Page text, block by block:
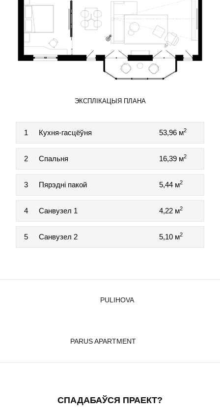
ЭКСПЛІКАЦЫЯ ПЛАНА
1 Кухня-гасцёўня 53,96 м2
2 Спальня 16,39 м2
3 Пярэдні пакой 5,44 м2
4 Санвузел 1 4,22 м2
5 Санвузел 2 5,10 м2
PULIHOVA
PARUS APARTMENT
СПАДАБАЎСЯ ПРАЕКТ?